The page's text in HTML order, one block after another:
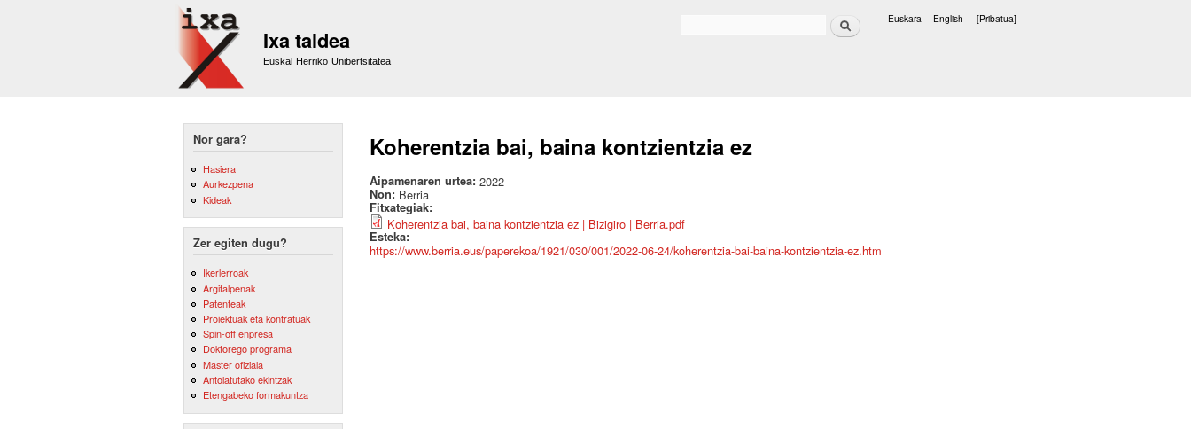
Ixa taldea
Euskal Herriko Unibertsitatea
Bilatu Euskara English [Pribatua]
Nor gara?
Hasiera
Aurkezpena
Kideak
Zer egiten dugu?
Ikerlerroak
Argitalpenak
Patenteak
Proiektuak eta kontratuak
Spin-off enpresa
Doktorego programa
Master ofiziala
Antolatutako ekintzak
Etengabeko formakuntza
Koherentzia bai, baina kontzientzia ez
Aipamenaren urtea: 2022
Non: Berria
Fitxategiak:
Koherentzia bai, baina kontzientzia ez | Bizigiro | Berria.pdf
Esteka:
https://www.berria.eus/paperekoa/1921/030/001/2022-06-24/koherentzia-bai-baina-kontzientzia-ez.htm